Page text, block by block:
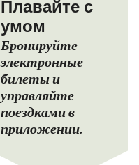
Плавайте с
умом
Бронируйте
электронные
билеты и
управляйте
поездками в
приложении.